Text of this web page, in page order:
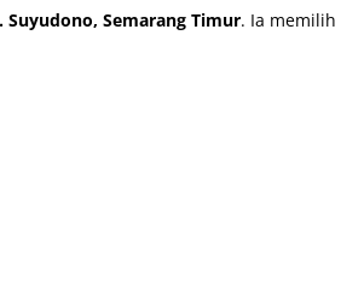
Suyudono, Semarang Timur. Ia memilih